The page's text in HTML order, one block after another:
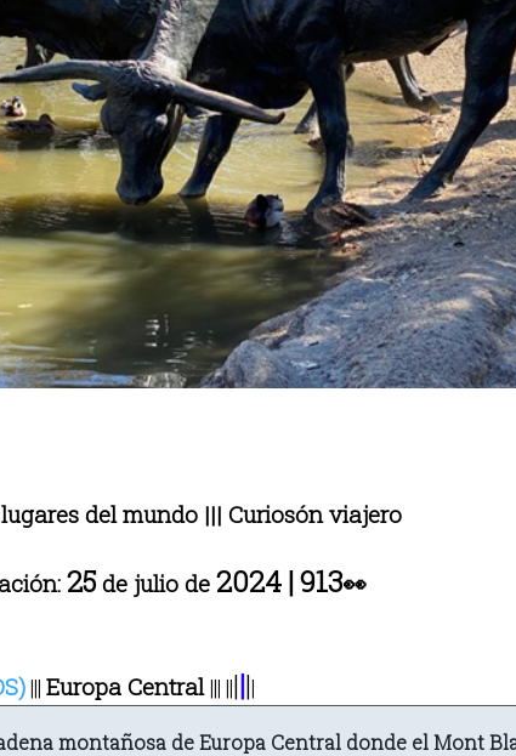
del mundo ||| Curiosón viajero
25de julio de 2024|913👀
||| Europa Central ||| ||||||
montañosa de Europa Central donde el Mont